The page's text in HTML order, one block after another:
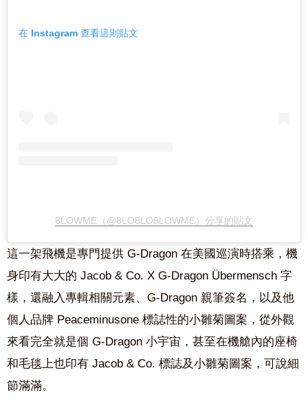
在 Instagram 查看這則貼文
8LOWME（@8LO8LO8LOWME）分享的貼文
這一架飛機是專門提供 G-Dragon 在美國巡演時搭乘，機
身印有大大的 Jacob & Co. X G-Dragon Übermensch 字
樣，還融入專輯相關元素、G-Dragon 親筆簽名，以及他
個人品牌 Peaceminusone 標誌性的小雛菊圖案，從外觀
來看完全就是個 G-Dragon 小宇宙，甚至在機艙內的座椅
和毛毯上也印有 Jacob & Co. 標誌及小雛菊圖案，可說細
節滿滿。